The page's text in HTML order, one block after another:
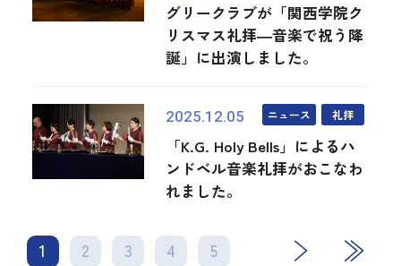
グリークラブが「関西学院ク
リスマス礼拝―音楽で祝う降
誕」に出演しました。
2025.12.05 ニュース 礼拝
「K.G. Holy Bells」によるハ
ンドベル音楽礼拝がおこなわ
れました。
1 2 3 4 5
次